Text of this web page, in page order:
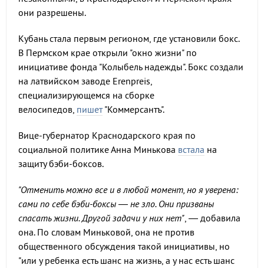
они разрешены.
Кубань стала первым регионом, где установили бокс.
В Пермском крае открыли "окно жизни" по
инициативе фонда "Колыбель надежды". Бокс создали
на латвийском заводе Erenpreis,
специализирующемся на сборке
велосипедов, пишет"Коммерсантъ".
Вице-губернатор Краснодарского края по
социальной политике Анна Минькова встала на
защиту бэби-боксов.
"Отменить можно все и в любой момент, но я уверена:
сами по себе бэби-боксы — не зло. Они призваны
спасать жизни. Другой задачи у них нет", — добавила
она. По словам Миньковой, она не против
общественного обсуждения такой инициативы, но
"или у ребенка есть шанс на жизнь, а у нас есть шанс